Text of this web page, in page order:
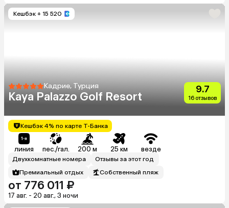
Кешбэк + 15 520
Кадрие, Турция
Kaya Palazzo Golf Resort
9.7
16 отзывов
Кешбэк 4% по карте Т-Банка
линия пес./гал. 200 м 25 км везде
Двухкомнатные номера
Отзывы за этот год
Премиальный отдых
Собственный пляж
от 776 011 ₽
17 авг. - 20 авг., 3 ночи